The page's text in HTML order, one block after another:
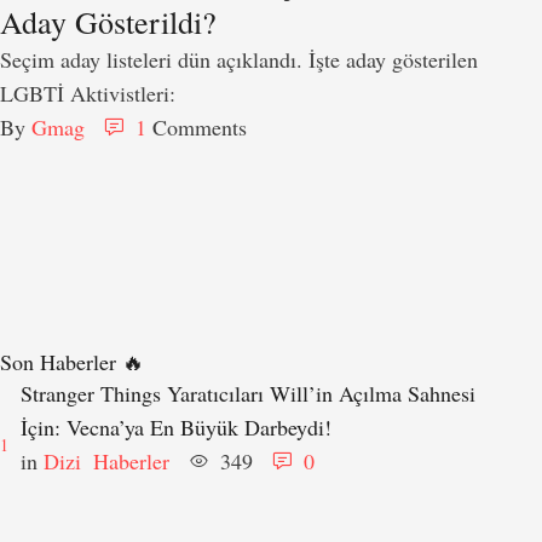
Aday Gösterildi?
Seçim aday listeleri dün açıklandı. İşte aday gösterilen
LGBTİ Aktivistleri:
By Gmag 1 Comments
Son Haberler 🔥
1
Stranger Things Yaratıcıları Will’in Açılma Sahnesi
İçin: Vecna’ya En Büyük Darbeydi!
in Dizi Haberler 349 0